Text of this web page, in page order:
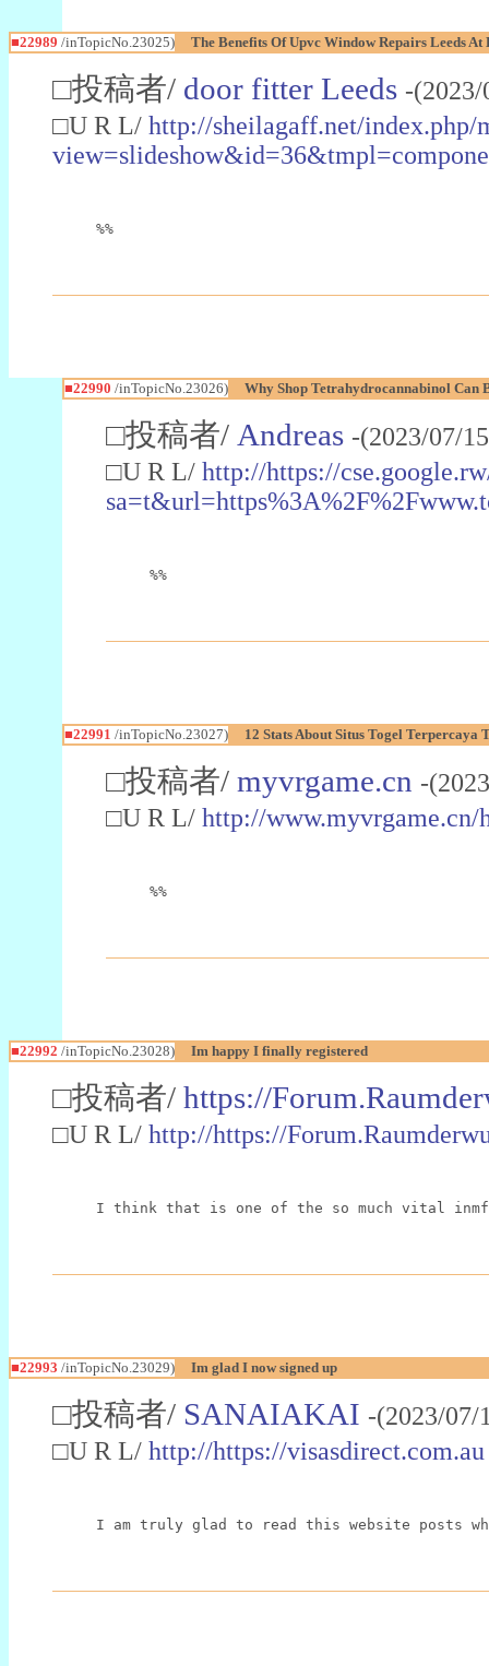
■22989 /inTopicNo.23025) The Benefits Of Upvc Window Repairs Leeds
□投稿者/ door fitter Leeds -
□U R L/ http://sheilagaff.net/index.php/
%%
■22990 /inTopicNo.23026) Why Shop Tetrahydrocannabinol Can
□投稿者/ Andreas -(2023/07/
□U R L/ http://https://
%%
■22991 /inTopicNo.23027) 12 Stats About Situs Togel Terpercaya
□投稿者/ myvrgame.cn -
□U R L/ http://www.myvrgame.cn/
%%
■22992 /inTopicNo.23028) Im happy I finally registered
□投稿者/ https://
□U R L/ http://https://
I think that is one of the so much vital
■22993 /inTopicNo.23029) Im glad I now signed up
□投稿者/ SANAIAKAI -(2023/
□U R L/ http://https://visasdirect.com.au
I am truly glad to read this website posts